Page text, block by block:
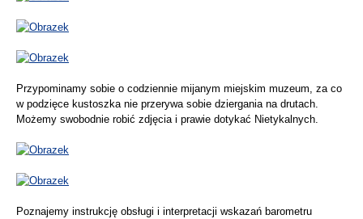
Przypominamy sobie o codziennie mijanym miejskim muzeum, za co
w podzięce kustoszka nie przerywa sobie dziergania na drutach.
Możemy swobodnie robić zdjęcia i prawie dotykać Nietykalnych.
Poznajemy instrukcję obsługi i interpretacji wskazań barometru